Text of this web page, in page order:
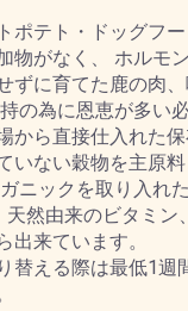
ポテト・ドッグフ
物がなく、 ホルモ
ずに育てた鹿の肉
の為に恩恵が多い
から直接仕入れた
いない穀物を主原
ニックを取り入れ
天然由来のビタミン
出来ています。
替える際は最低1週